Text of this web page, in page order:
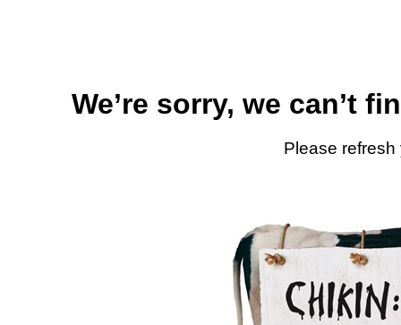
We’re sorry, we can’t
Please refresh